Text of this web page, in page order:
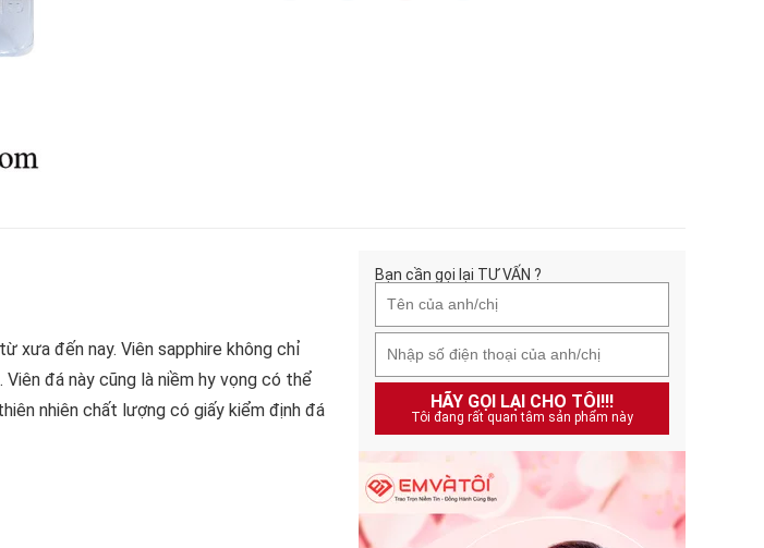
xưa đến nay. Viên sapphire không chỉ
đá này cũng là niềm hy vọng có thể
nhiên chất lượng có giấy kiểm định đá
Bạn cần gọi lại TƯ VẤN ?
HÃY GỌI LẠI CHO TÔI!!!
Tôi đang rất quan tâm sản phẩm này